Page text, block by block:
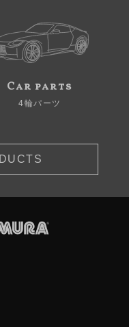
Car parts
4輪パーツ